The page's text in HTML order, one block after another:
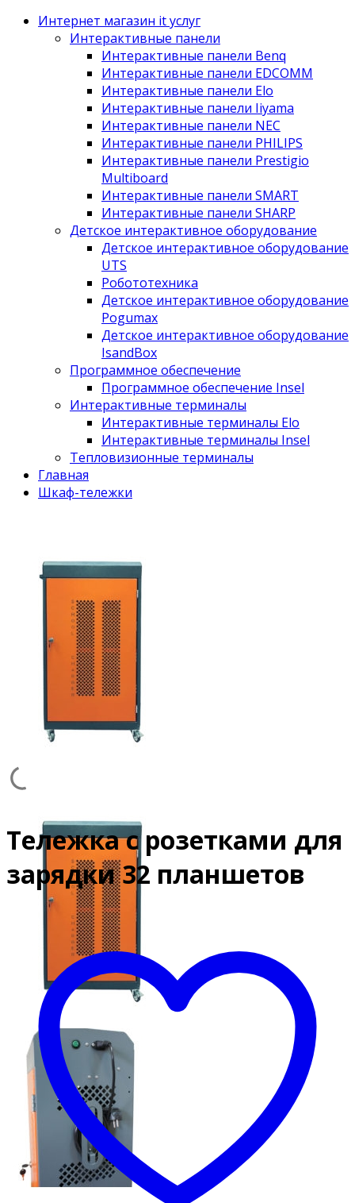
Интернет магазин it услуг
Интерактивные панели
Интерактивные панели Benq
Интерактивные панели EDCOMM
Интерактивные панели Elo
Интерактивные панели Iiyama
Интерактивные панели NEC
Интерактивные панели PHILIPS
Интерактивные панели Prestigio
Multiboard
Интерактивные панели SMART
Интерактивные панели SHARP
Детское интерактивное оборудование
Детское интерактивное оборудование
UTS
Робототехника
Детское интерактивное оборудование
Pogumax
Детское интерактивное оборудование
IsandBox
Программное обеспечение
Программное обеспечение Insel
Интерактивные терминалы
Интерактивные терминалы Elo
Интерактивные терминалы Insel
Тепловизионные терминалы
Главная
Шкаф-тележки
Тележка с розетками для
зарядки 32 планшетов